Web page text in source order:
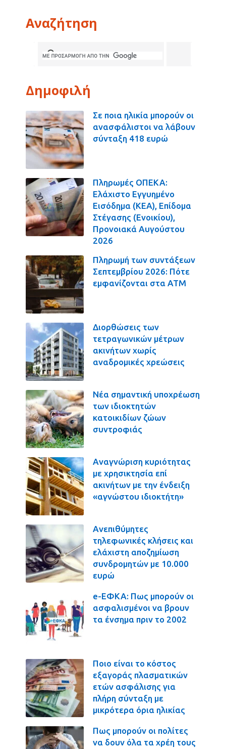
Αναζήτηση
Δημοφιλή
Σε ποια ηλικία μπορούν οι
ανασφάλιστοι να λάβουν
σύνταξη 418 ευρώ
Πληρωμές ΟΠΕΚΑ:
Ελάχιστο Εγγυημένο
Εισόδημα (ΚΕΑ), Επίδομα
Στέγασης (Ενοικίου),
Προνοιακά Αυγούστου
2026
Πληρωμή των συντάξεων
Σεπτεμβρίου 2026: Πότε
εμφανίζονται στα ΑΤΜ
Διορθώσεις των
τετραγωνικών μέτρων
ακινήτων χωρίς
αναδρομικές χρεώσεις
Νέα σημαντική υποχρέωση
των ιδιοκτητών
κατοικιδίων ζώων
συντροφιάς
Αναγνώριση κυριότητας
με χρησικτησία επί
ακινήτων με την ένδειξη
«αγνώστου ιδιοκτήτη»
Ανεπιθύμητες
τηλεφωνικές κλήσεις και
ελάχιστη αποζημίωση
συνδρομητών με 10.000
ευρώ
e-ΕΦΚΑ: Πως μπορούν οι
ασφαλισμένοι να βρουν
τα ένσημα πριν το 2002
Ποιο είναι το κόστος
εξαγοράς πλασματικών
ετών ασφάλισης για
πλήρη σύνταξη με
μικρότερα όρια ηλικίας
Πως μπορούν οι πολίτες
να δουν όλα τα χρέη τους